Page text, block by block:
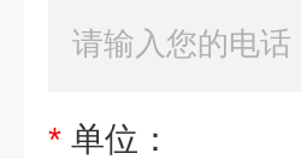
* 单位：